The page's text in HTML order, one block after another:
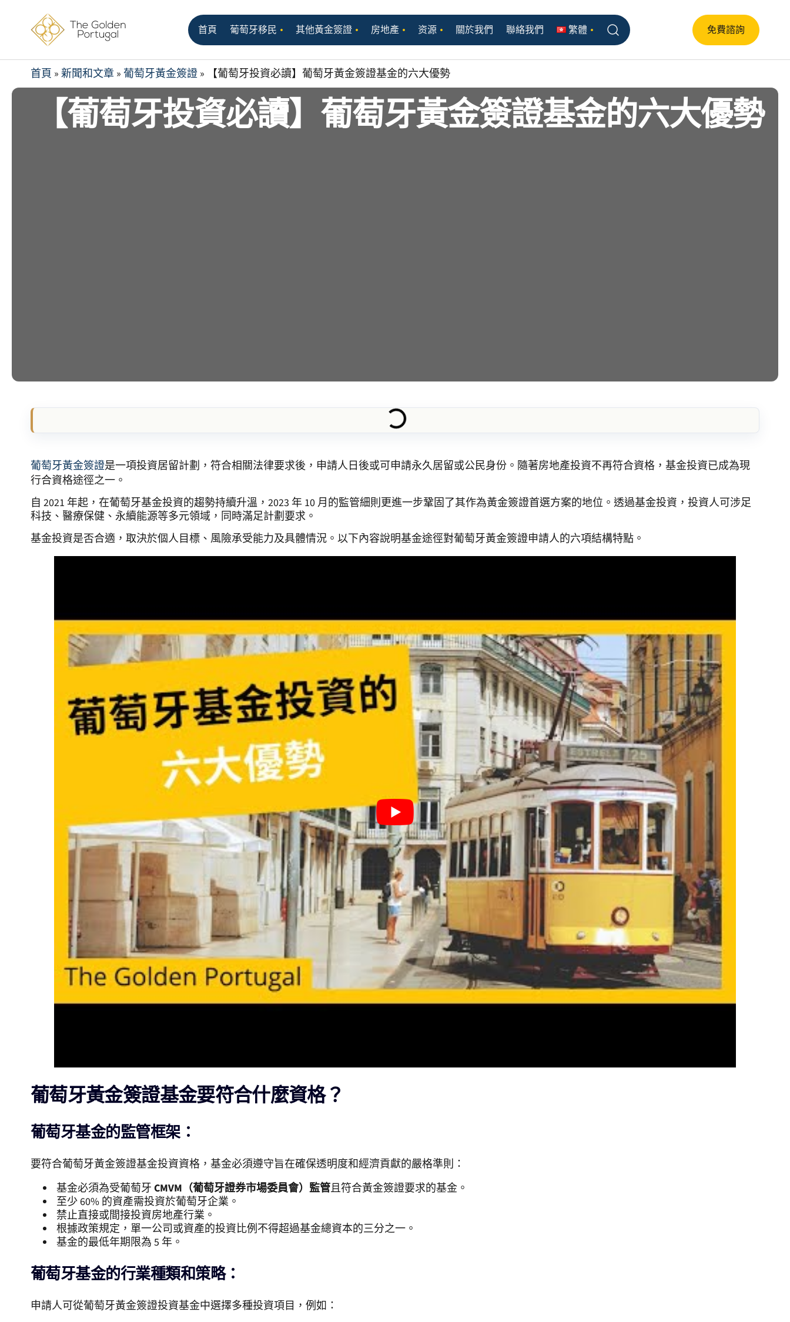
首頁 葡萄牙移民 其他黃金簽證 房地產 资源 關於我們 聯絡我們 繁體 免費諮詢
首頁 » 新聞和文章 » 葡萄牙黃金簽證 » 【葡萄牙投資必讀】葡萄牙黃金簽證基金的六大優勢
【葡萄牙投資必讀】葡萄牙黃金簽證基金的六大優勢
葡萄牙黃金簽證是一項投資居留計劃，符合相關法律要求後，申請人日後或可申請永久居留或公民身份。隨著房地產投資不再符合資格，基金投資已成為現
行合資格途徑之一。
自 2021 年起，在葡萄牙基金投資的趨勢持續升溫，2023 年 10 月的監管細則更進一步鞏固了其作為黃金簽證首選方案的地位。透過基金投資，投資人可涉足
科技、醫療保健、永續能源等多元領域，同時滿足計劃要求。
基金投資是否合適，取決於個人目標、風險承受能力及具體情況。以下內容說明基金途徑對葡萄牙黃金簽證申請人的六項結構特點。
葡萄牙黃金簽證基金要符合什麼資格？
葡萄牙基金的監管框架：
要符合葡萄牙黃金簽證基金投資資格，基金必須遵守旨在確保透明度和經濟貢獻的嚴格準則：
基金必須為受葡萄牙 CMVM（葡萄牙證券市場委員會）監管且符合黃金簽證要求的基金。
至少 60% 的資產需投資於葡萄牙企業。
禁止直接或間接投資房地產行業。
根據政策規定，單一公司或資產的投資比例不得超過基金總資本的三分之一。
基金的最低年期限為 5 年。
葡萄牙基金的行業種類和策略：
申請人可從葡萄牙黃金簽證投資基金中選擇多種投資項目，例如：